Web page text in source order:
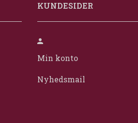
KUNDESIDER
Min konto
Nyhedsmail